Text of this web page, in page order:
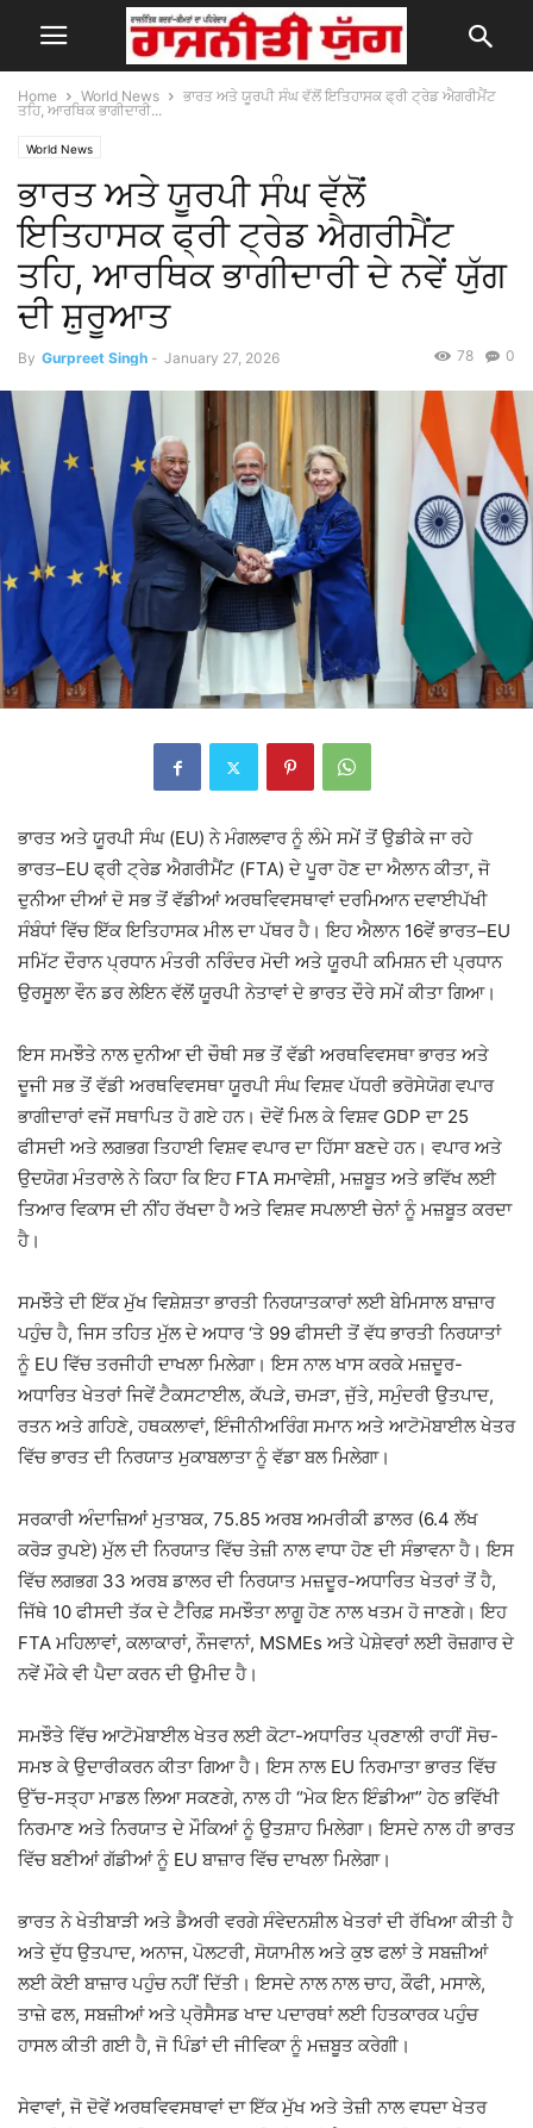
Home World News
ਭਾਰਤ ਅਤੇ ਯੂਰਪੀ ਸੰਘ ਵੱਲੋਂ ਇਤਿਹਾਸਕ ਫ੍ਰੀ ਟ੍ਰੇਡ ਐਗਰੀਮੈਂਟ
ਤਹਿ, ਆਰਥਿਕ ਭਾਗੀਦਾਰੀ...
World News
ਭਾਰਤ ਅਤੇ ਯੂਰਪੀ ਸੰਘ ਵੱਲੋਂ
ਇਤਿਹਾਸਕ ਫ੍ਰੀ ਟ੍ਰੇਡ ਐਗਰੀਮੈਂਟ
ਤਹਿ, ਆਰਥਿਕ ਭਾਗੀਦਾਰੀ ਦੇ ਨਵੇਂ ਯੁੱਗ
ਦੀ ਸ਼ੁਰੂਆਤ
By Gurpreet Singh - January 27, 2026 0
78
ਭਾਰਤ ਅਤੇ ਯੂਰਪੀ ਸੰਘ (EU) ਨੇ ਮੰਗਲਵਾਰ ਨੂੰ ਲੰਮੇ ਸਮੇਂ ਤੋਂ ਉਡੀਕੇ ਜਾ ਰਹੇ
ਭਾਰਤ–EU ਫ੍ਰੀ ਟ੍ਰੇਡ ਐਗਰੀਮੈਂਟ (FTA) ਦੇ ਪੂਰਾ ਹੋਣ ਦਾ ਐਲਾਨ ਕੀਤਾ, ਜੋ
ਦੁਨੀਆ ਦੀਆਂ ਦੋ ਸਭ ਤੋਂ ਵੱਡੀਆਂ ਅਰਥਵਿਵਸਥਾਵਾਂ ਦਰਮਿਆਨ ਦਵਾਈਪੱਖੀ
ਸੰਬੰਧਾਂ ਵਿੱਚ ਇੱਕ ਇਤਿਹਾਸਕ ਮੀਲ ਦਾ ਪੱਥਰ ਹੈ। ਇਹ ਐਲਾਨ 16ਵੇਂ ਭਾਰਤ–EU
ਸਮਿੱਟ ਦੌਰਾਨ ਪ੍ਰਧਾਨ ਮੰਤਰੀ ਨਰਿੰਦਰ ਮੋਦੀ ਅਤੇ ਯੂਰਪੀ ਕਮਿਸ਼ਨ ਦੀ ਪ੍ਰਧਾਨ
ਉਰਸੂਲਾ ਵੌਨ ਡਰ ਲੇਇਨ ਵੱਲੋਂ ਯੂਰਪੀ ਨੇਤਾਵਾਂ ਦੇ ਭਾਰਤ ਦੌਰੇ ਸਮੇਂ ਕੀਤਾ ਗਿਆ।
ਇਸ ਸਮਝੌਤੇ ਨਾਲ ਦੁਨੀਆ ਦੀ ਚੌਥੀ ਸਭ ਤੋਂ ਵੱਡੀ ਅਰਥਵਿਵਸਥਾ ਭਾਰਤ ਅਤੇ
ਦੂਜੀ ਸਭ ਤੋਂ ਵੱਡੀ ਅਰਥਵਿਵਸਥਾ ਯੂਰਪੀ ਸੰਘ ਵਿਸ਼ਵ ਪੱਧਰੀ ਭਰੋਸੇਯੋਗ ਵਪਾਰ
ਭਾਗੀਦਾਰਾਂ ਵਜੋਂ ਸਥਾਪਿਤ ਹੋ ਗਏ ਹਨ। ਦੋਵੇਂ ਮਿਲ ਕੇ ਵਿਸ਼ਵ GDP ਦਾ 25
ਫੀਸਦੀ ਅਤੇ ਲਗਭਗ ਤਿਹਾਈ ਵਿਸ਼ਵ ਵਪਾਰ ਦਾ ਹਿੱਸਾ ਬਣਦੇ ਹਨ। ਵਪਾਰ ਅਤੇ
ਉਦਯੋਗ ਮੰਤਰਾਲੇ ਨੇ ਕਿਹਾ ਕਿ ਇਹ FTA ਸਮਾਵੇਸ਼ੀ, ਮਜ਼ਬੂਤ ਅਤੇ ਭਵਿੱਖ ਲਈ
ਤਿਆਰ ਵਿਕਾਸ ਦੀ ਨੀਂਹ ਰੱਖਦਾ ਹੈ ਅਤੇ ਵਿਸ਼ਵ ਸਪਲਾਈ ਚੇਨਾਂ ਨੂੰ ਮਜ਼ਬੂਤ ਕਰਦਾ
ਹੈ।
ਸਮਝੌਤੇ ਦੀ ਇੱਕ ਮੁੱਖ ਵਿਸ਼ੇਸ਼ਤਾ ਭਾਰਤੀ ਨਿਰਯਾਤਕਾਰਾਂ ਲਈ ਬੇਮਿਸਾਲ ਬਾਜ਼ਾਰ
ਪਹੁੰਚ ਹੈ, ਜਿਸ ਤਹਿਤ ਮੁੱਲ ਦੇ ਅਧਾਰ ‘ਤੇ 99 ਫੀਸਦੀ ਤੋਂ ਵੱਧ ਭਾਰਤੀ ਨਿਰਯਾਤਾਂ
ਨੂੰ EU ਵਿੱਚ ਤਰਜੀਹੀ ਦਾਖਲਾ ਮਿਲੇਗਾ। ਇਸ ਨਾਲ ਖਾਸ ਕਰਕੇ ਮਜ਼ਦੂਰ-
ਅਧਾਰਿਤ ਖੇਤਰਾਂ ਜਿਵੇਂ ਟੈਕਸਟਾਈਲ, ਕੱਪੜੇ, ਚਮੜਾ, ਜੁੱਤੇ, ਸਮੁੰਦਰੀ ਉਤਪਾਦ,
ਰਤਨ ਅਤੇ ਗਹਿਣੇ, ਹਥਕਲਾਵਾਂ, ਇੰਜੀਨੀਅਰਿੰਗ ਸਮਾਨ ਅਤੇ ਆਟੋਮੋਬਾਈਲ ਖੇਤਰ
ਵਿੱਚ ਭਾਰਤ ਦੀ ਨਿਰਯਾਤ ਮੁਕਾਬਲਾਤਾ ਨੂੰ ਵੱਡਾ ਬਲ ਮਿਲੇਗਾ।
ਸਰਕਾਰੀ ਅੰਦਾਜ਼ਿਆਂ ਮੁਤਾਬਕ, 75.85 ਅਰਬ ਅਮਰੀਕੀ ਡਾਲਰ (6.4 ਲੱਖ
ਕਰੋੜ ਰੁਪਏ) ਮੁੱਲ ਦੀ ਨਿਰਯਾਤ ਵਿੱਚ ਤੇਜ਼ੀ ਨਾਲ ਵਾਧਾ ਹੋਣ ਦੀ ਸੰਭਾਵਨਾ ਹੈ। ਇਸ
ਵਿੱਚ ਲਗਭਗ 33 ਅਰਬ ਡਾਲਰ ਦੀ ਨਿਰਯਾਤ ਮਜ਼ਦੂਰ-ਅਧਾਰਿਤ ਖੇਤਰਾਂ ਤੋਂ ਹੈ,
ਜਿੱਥੇ 10 ਫੀਸਦੀ ਤੱਕ ਦੇ ਟੈਰਿਫ਼ ਸਮਝੌਤਾ ਲਾਗੂ ਹੋਣ ਨਾਲ ਖਤਮ ਹੋ ਜਾਣਗੇ। ਇਹ
FTA ਮਹਿਲਾਵਾਂ, ਕਲਾਕਾਰਾਂ, ਨੌਜਵਾਨਾਂ, MSMEs ਅਤੇ ਪੇਸ਼ੇਵਰਾਂ ਲਈ ਰੋਜ਼ਗਾਰ ਦੇ
ਨਵੇਂ ਮੌਕੇ ਵੀ ਪੈਦਾ ਕਰਨ ਦੀ ਉਮੀਦ ਹੈ।
ਸਮਝੌਤੇ ਵਿੱਚ ਆਟੋਮੋਬਾਈਲ ਖੇਤਰ ਲਈ ਕੋਟਾ-ਅਧਾਰਿਤ ਪ੍ਰਣਾਲੀ ਰਾਹੀਂ ਸੋਚ-
ਸਮਝ ਕੇ ਉਦਾਰੀਕਰਨ ਕੀਤਾ ਗਿਆ ਹੈ। ਇਸ ਨਾਲ EU ਨਿਰਮਾਤਾ ਭਾਰਤ ਵਿੱਚ
ਉੱਚ-ਸਤ੍ਹਾ ਮਾਡਲ ਲਿਆ ਸਕਣਗੇ, ਨਾਲ ਹੀ “ਮੇਕ ਇਨ ਇੰਡੀਆ” ਹੇਠ ਭਵਿੱਖੀ
ਨਿਰਮਾਣ ਅਤੇ ਨਿਰਯਾਤ ਦੇ ਮੌਕਿਆਂ ਨੂੰ ਉਤਸ਼ਾਹ ਮਿਲੇਗਾ। ਇਸਦੇ ਨਾਲ ਹੀ ਭਾਰਤ
ਵਿੱਚ ਬਣੀਆਂ ਗੱਡੀਆਂ ਨੂੰ EU ਬਾਜ਼ਾਰ ਵਿੱਚ ਦਾਖਲਾ ਮਿਲੇਗਾ।
ਭਾਰਤ ਨੇ ਖੇਤੀਬਾੜੀ ਅਤੇ ਡੈਅਰੀ ਵਰਗੇ ਸੰਵੇਦਨਸ਼ੀਲ ਖੇਤਰਾਂ ਦੀ ਰੱਖਿਆ ਕੀਤੀ ਹੈ
ਅਤੇ ਦੁੱਧ ਉਤਪਾਦ, ਅਨਾਜ, ਪੋਲਟਰੀ, ਸੋਯਾਮੀਲ ਅਤੇ ਕੁਝ ਫਲਾਂ ਤੇ ਸਬਜ਼ੀਆਂ
ਲਈ ਕੋਈ ਬਾਜ਼ਾਰ ਪਹੁੰਚ ਨਹੀਂ ਦਿੱਤੀ। ਇਸਦੇ ਨਾਲ ਨਾਲ ਚਾਹ, ਕੌਫੀ, ਮਸਾਲੇ,
ਤਾਜ਼ੇ ਫਲ, ਸਬਜ਼ੀਆਂ ਅਤੇ ਪ੍ਰੋਸੈਸਡ ਖਾਦ ਪਦਾਰਥਾਂ ਲਈ ਹਿਤਕਾਰਕ ਪਹੁੰਚ
ਹਾਸਲ ਕੀਤੀ ਗਈ ਹੈ, ਜੋ ਪਿੰਡਾਂ ਦੀ ਜੀਵਿਕਾ ਨੂੰ ਮਜ਼ਬੂਤ ਕਰੇਗੀ।
ਸੇਵਾਵਾਂ, ਜੋ ਦੋਵੇਂ ਅਰਥਵਿਵਸਥਾਵਾਂ ਦਾ ਇੱਕ ਮੁੱਖ ਅਤੇ ਤੇਜ਼ੀ ਨਾਲ ਵਧਦਾ ਖੇਤਰ